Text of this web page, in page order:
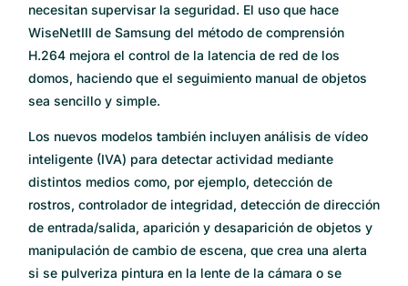
necesitan supervisar la seguridad. El uso que hace
WiseNetIII de Samsung del método de comprensión
H.264 mejora el control de la latencia de red de los
domos, haciendo que el seguimiento manual de objetos
sea sencillo y simple.
Los nuevos modelos también incluyen análisis de vídeo
inteligente (IVA) para detectar actividad mediante
distintos medios como, por ejemplo, detección de
rostros, controlador de integridad, detección de dirección
de entrada/salida, aparición y desaparición de objetos y
manipulación de cambio de escena, que crea una alerta
si se pulveriza pintura en la lente de la cámara o se